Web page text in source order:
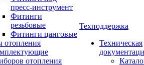
пресс-инструмент
Фитинги
резьбовые
Фитинги цанговые
отопления
отопления
Техподдержка
Техническая